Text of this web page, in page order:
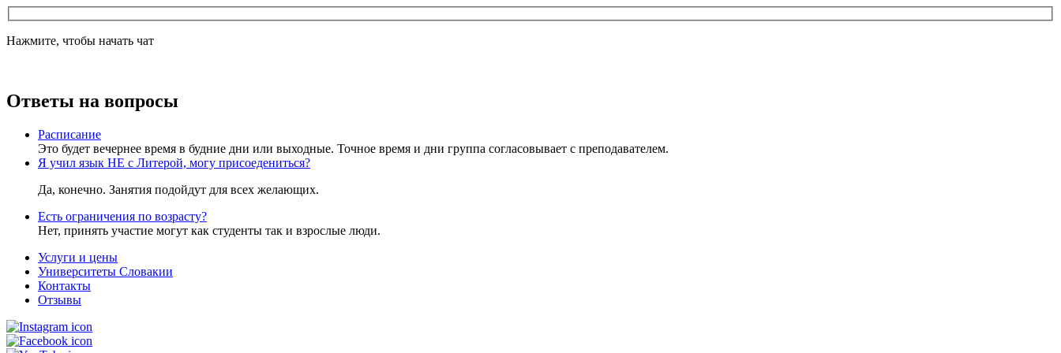
Нажмите, чтобы начать чат
Ответы на вопросы
Расписание
Это будет вечернее время в будние дни или выходные. Точное время и дни группа согласовывает с преподавателем.
Я учил язык НЕ с Литерой, могу присоедениться?
Да, конечно. Занятия подойдут для всех желающих.
Есть ограничения по возрасту?
Нет, принять участие могут как студенты так и взрослые люди.
Услуги и цены
Университеты Словакии
Контакты
Отзывы